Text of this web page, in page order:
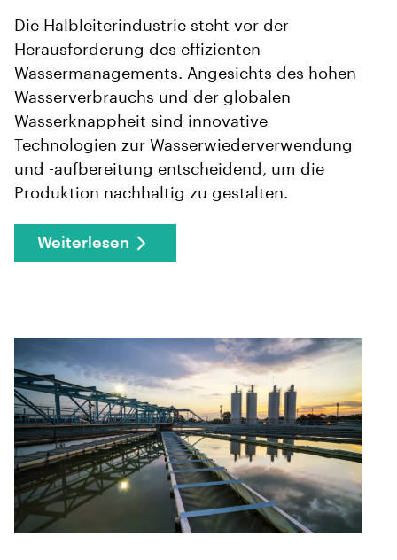
Die Halbleiterindustrie steht vor der
Herausforderung des effizienten
Wassermanagements. Angesichts des hohen
Wasserverbrauchs und der globalen
Wasserknappheit sind innovative
Technologien zur Wasserwiederverwendung
und -aufbereitung entscheidend, um die
Produktion nachhaltig zu gestalten.
Weiterlesen